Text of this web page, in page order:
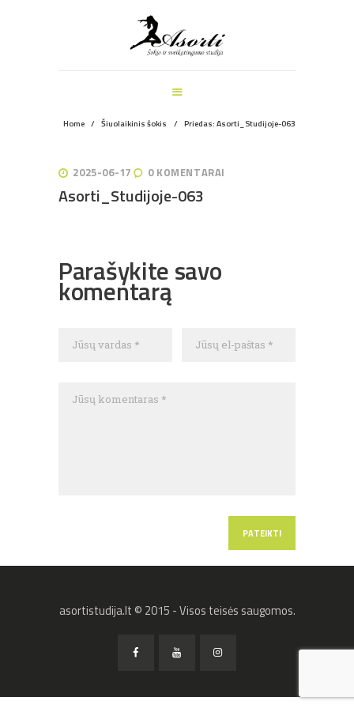
Home Šiuolaikinis šokis Priedas: Asorti_Studijoje-063
ŠOKIO IR SVEIKATINGUMO STUDIJA
PAGRINDINIS
ŠOKIŲ UŽSIĖMIMAI
VEIKLOS ŠVENTĖMS
APIE MUS
REGISTRACIJA
2025-06-17 0 KOMENTARAI
Asorti_Studijoje-063
tarp
įrašų
Parašykite savo
komentarą
asortistudija.lt © 2015 - Visos teisės saugomos.